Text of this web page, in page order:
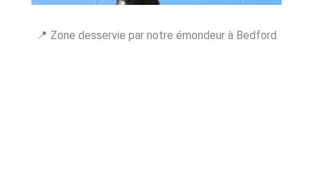
📍 Zone desservie par notre émondeur à Bedford